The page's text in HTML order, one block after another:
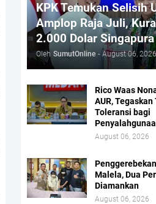
KPK Temukan Selisih
Amplop Raja Juli,
2.000 Dolar Singapura
Oleh SumutOnline - August 06, 2026
Rico Waas
AUR, Tegaskan
Toleransi bagi
August 06, 2026
Malela, Dua
Diamankan
August 06, 2026